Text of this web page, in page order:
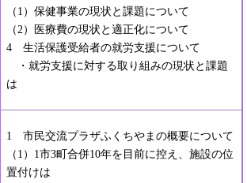
（1）保健事業の現状と課題について
（2）医療費の現状と適正化について
4 生活保護受給者の就労支援について
・就労支援に対する取り組みの現状と課題
は
1 市民交流プラザふくちやまの概要について
（1）1市3町合併10年を目前に控え、施設の位
置付けは